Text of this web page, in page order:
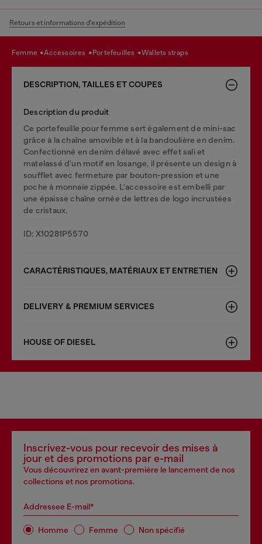
Retours et informations d'expédition
femme accessoires portefeuilles wallets straps
DESCRIPTION, TAILLES ET COUPES
Description du produit
Ce portefeuille pour femme sert également de mini-sac
grâce à la chaîne amovible et à la bandoulière en denim.
Confectionné en denim délavé avec effet sali et
matelassé d'un motif en losange, il présente un design à
soufflet avec fermeture par bouton-pression et une
poche à monnaie zippée. L'accessoire est embelli par
une épaisse chaîne ornée de lettres de logo incrustées
de cristaux.
ID: X10281P5570
CARACTÉRISTIQUES, MATÉRIAUX ET ENTRETIEN
DELIVERY & PREMIUM SERVICES
HOUSE OF DIESEL
Inscrivez-vous pour recevoir des mises à
jour et des promotions par e-mail
Vous découvrirez en avant-première le lancement de nos
collections et nos promotions.
Addressee E-mail*
Homme Femme Non spécifié